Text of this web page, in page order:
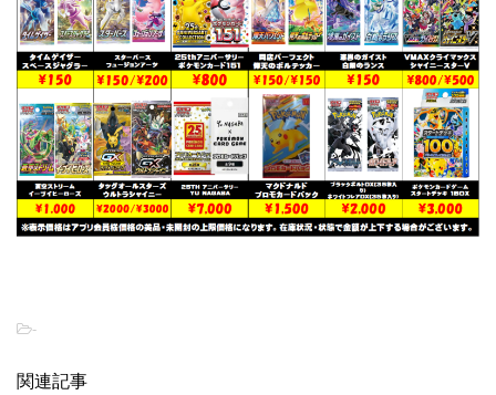
-
関連記事